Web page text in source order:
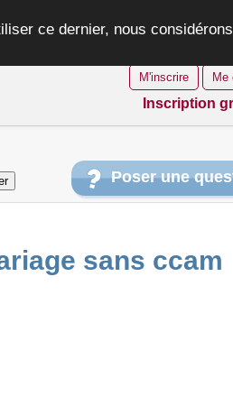
ce dernier, nous
M'inscrire Me
Inscription
Poser une
sans ccam